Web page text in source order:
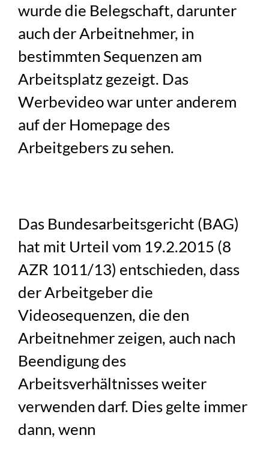
wurde die Belegschaft, darunter
auch der Arbeitnehmer, in
bestimmten Sequenzen am
Arbeitsplatz gezeigt. Das
Werbevideo war unter anderem
auf der Homepage des
Arbeitgebers zu sehen.
Das Bundesarbeitsgericht (BAG)
hat mit Urteil vom 19.2.2015 (8
AZR 1011/13) entschieden, dass
der Arbeitgeber die
Videosequenzen, die den
Arbeitnehmer zeigen, auch nach
Beendigung des
Arbeitsverhältnisses weiter
verwenden darf. Dies gelte immer
dann, wenn